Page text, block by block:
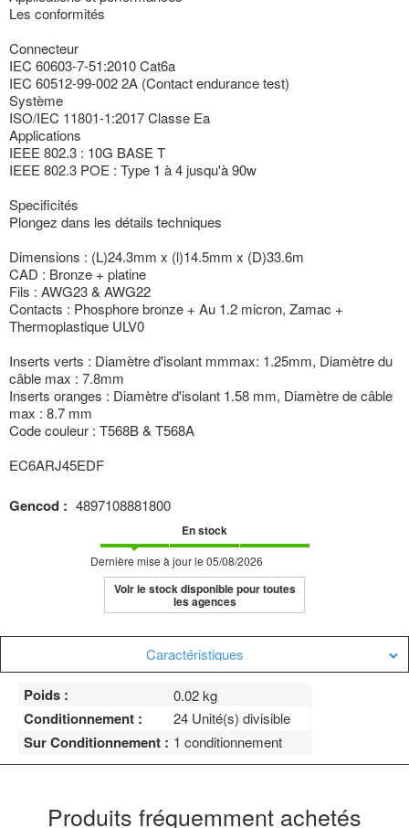
Les conformités
Connecteur
IEC 60603-7-51:2010 Cat6a
IEC 60512-99-002 2A (Contact endurance test)
Système
ISO/IEC 11801-1:2017 Classe Ea
Applications
IEEE 802.3 : 10G BASE T
IEEE 802.3 POE : Type 1 à 4 jusqu'à 90w
Specificités
Plongez dans les détails techniques
Dimensions : (L)24.3mm x (l)14.5mm x (D)33.6m
CAD : Bronze + platine
Fils : AWG23 & AWG22
Contacts : Phosphore bronze + Au 1.2 micron, Zamac +
Thermoplastique ULV0
Inserts verts : Diamètre d'isolant mmmax: 1.25mm, Diamètre du
câble max : 7.8mm
Inserts oranges : Diamètre d'isolant 1.58 mm, Diamètre de câble
max : 8.7 mm
Code couleur : T568B & T568A
EC6ARJ45EDF
Gencod : 4897108881800
En stock
Dernière mise à jour le 05/08/2026
Voir le stock disponible pour toutes
les agences
Caractéristiques
Poids : 0.02 kg
Conditionnement : 24 Unité(s) divisible
Sur Conditionnement : 1 conditionnement
Produits fréquemment achetés